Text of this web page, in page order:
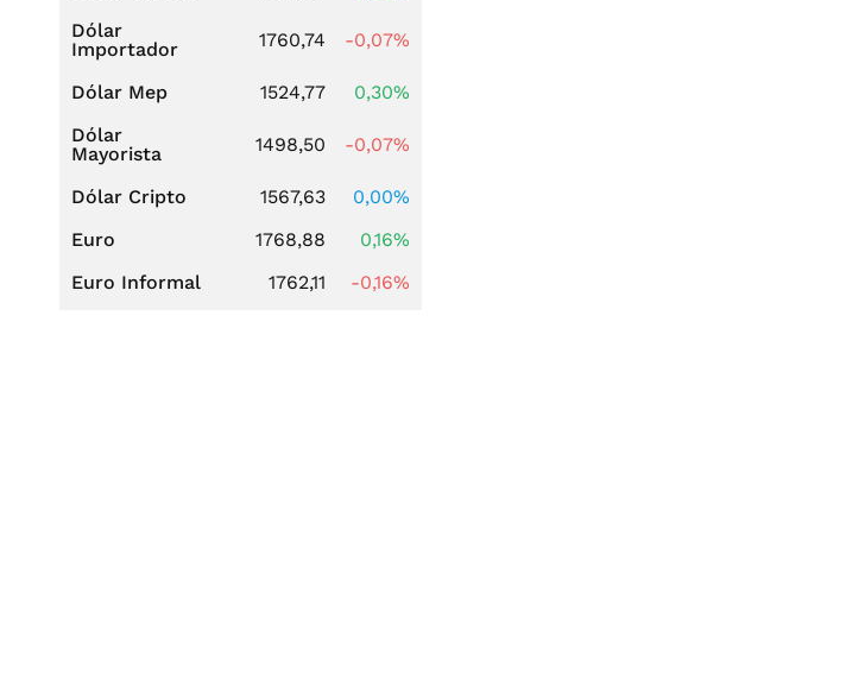
Dólar
Importador
1760,74 -0,07%
Dólar Mep 1524,77
0,30%
Dólar
Mayorista
1498,50 -0,07%
Dólar Cripto 1567,63
0,00%
Euro
1768,88
0,16%
Euro Informal
1762,11 -0,16%